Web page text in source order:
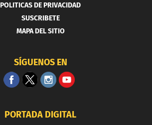
POLITICAS DE PRIVACIDAD
SUSCRIBETE
MAPA DEL SITIO
SÍGUENOS EN
PORTADA DIGITAL